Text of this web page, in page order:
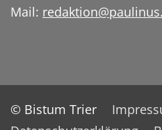
Mail:
© Bistum Trier